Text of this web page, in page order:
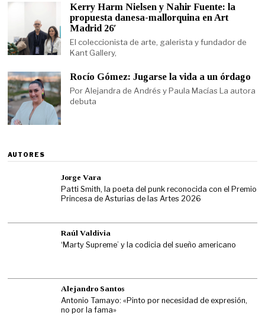
Kerry Harm Nielsen y Nahir Fuente: la
propuesta danesa-mallorquina en Art
Madrid 26′
El coleccionista de arte, galerista y fundador de
Kant Gallery,
Rocío Gómez: Jugarse la vida a un órdago
Por Alejandra de Andrés y Paula Macías La autora
debuta
AUTORES
Jorge Vara
Patti Smith, la poeta del punk reconocida con el Premio
Princesa de Asturias de las Artes 2026
Raúl Valdivia
‘Marty Supreme’ y la codicia del sueño americano
Alejandro Santos
Antonio Tamayo: «Pinto por necesidad de expresión,
no por la fama»